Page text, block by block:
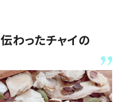
わったチャイの